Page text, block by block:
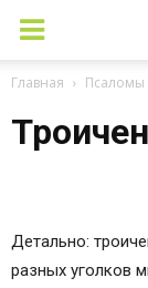
Главная Псаломы
Детально:
разных уголков